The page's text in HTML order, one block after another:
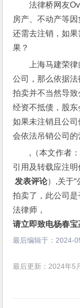
法律桥网友
房产、不动产等
还需去注销，如
果？
上海马建荣
公司，那么依据
拍卖并不当然导
经资不抵债，股东
如果未注销且公
会依法吊销公司的
,（本文作者
引用及转载应注明
发表评论）,关于
拍卖了，此公司是
法律师，
请立即致电杨春
最后编辑于： 2024-
最后更新：2024年5